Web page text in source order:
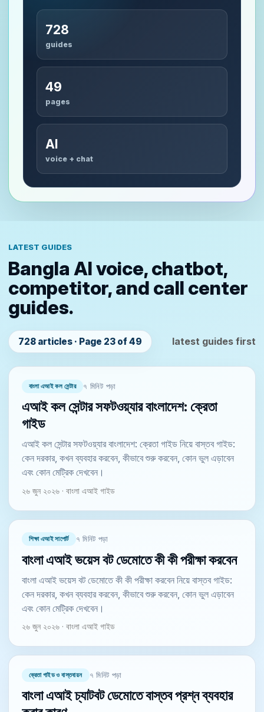
728
guides
49
pages
AI
voice + chat
LATEST GUIDES
Bangla AI voice, chatbot,
competitor, and call center
guides.
728 articles · Page 23 of 49 latest guides first
বাংলা এআই কল সেন্টার ৭ মিনিট পড়া
এআই কল সেন্টার সফটওয়্যার বাংলাদেশ: ক্রেতা
গাইড
এআই কল সেন্টার সফটওয়্যার বাংলাদেশ: ক্রেতা গাইড নিয়ে বাস্তব গাইড:
কেন দরকার, কখন ব্যবহার করবেন, কীভাবে শুরু করবেন, কোন ভুল এড়াবেন
এবং কোন মেট্রিক দেখবেন।
২৬ জুন ২০২৬ · বাংলা এআই গাইড
শিক্ষা এআই সাপোর্ট ৭ মিনিট পড়া
বাংলা এআই ভয়েস বট ডেমোতে কী কী পরীক্ষা করবেন
বাংলা এআই ভয়েস বট ডেমোতে কী কী পরীক্ষা করবেন নিয়ে বাস্তব গাইড:
কেন দরকার, কখন ব্যবহার করবেন, কীভাবে শুরু করবেন, কোন ভুল এড়াবেন
এবং কোন মেট্রিক দেখবেন।
২৬ জুন ২০২৬ · বাংলা এআই গাইড
ক্রেতা গাইড ও বাস্তবায়ন ৭ মিনিট পড়া
বাংলা এআই চ্যাটবট ডেমোতে বাস্তব প্রশ্ন ব্যবহার